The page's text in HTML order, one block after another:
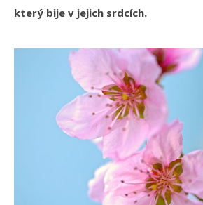
který bije v jejich srdcích.